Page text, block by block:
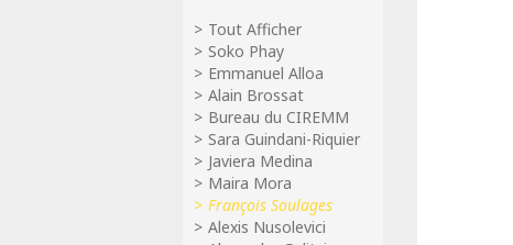
Tout Afficher
Soko Phay
Emmanuel Alloa
Alain Brossat
Bureau du CIREMM
Sara Guindani-Riquier
Javiera Medina
Maira Mora
François Soulages
Alexis Nusolevici